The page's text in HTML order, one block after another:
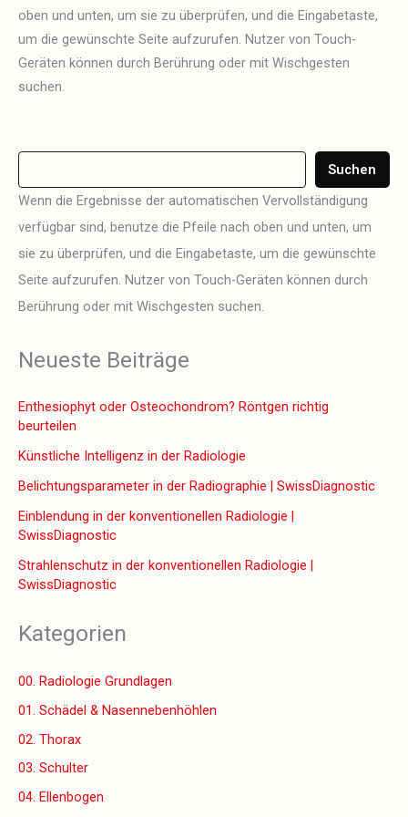
oben und unten, um sie zu überprüfen, und die Eingabetaste,
um die gewünschte Seite aufzurufen. Nutzer von Touch-
Geräten können durch Berührung oder mit Wischgesten
suchen.
Suchen
Wenn die Ergebnisse der automatischen Vervollständigung
verfügbar sind, benutze die Pfeile nach oben und unten, um
sie zu überprüfen, und die Eingabetaste, um die gewünschte
Seite aufzurufen. Nutzer von Touch-Geräten können durch
Berührung oder mit Wischgesten suchen.
Neueste Beiträge
Enthesiophyt oder Osteochondrom? Röntgen richtig
beurteilen
Künstliche Intelligenz in der Radiologie
Belichtungsparameter in der Radiographie | SwissDiagnostic
Einblendung in der konventionellen Radiologie |
SwissDiagnostic
Strahlenschutz in der konventionellen Radiologie |
SwissDiagnostic
Kategorien
00. Radiologie Grundlagen
01. Schädel & Nasennebenhöhlen
02. Thorax
03. Schulter
04. Ellenbogen